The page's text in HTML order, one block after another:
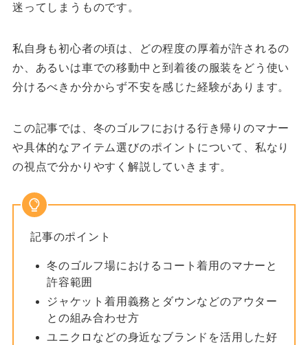
迷ってしまうものです。
私自身も初心者の頃は、どの程度の厚着が許されるの
か、あるいは車での移動中と到着後の服装をどう使い
分けるべきか分からず不安を感じた経験があります。
この記事では、冬のゴルフにおける行き帰りのマナー
や具体的なアイテム選びのポイントについて、私なり
の視点で分かりやすく解説していきます。
記事のポイント
冬のゴルフ場におけるコート着用のマナーと
許容範囲
ジャケット着用義務とダウンなどのアウター
との組み合わせ方
ユニクロなどの身近なブランドを活用した好